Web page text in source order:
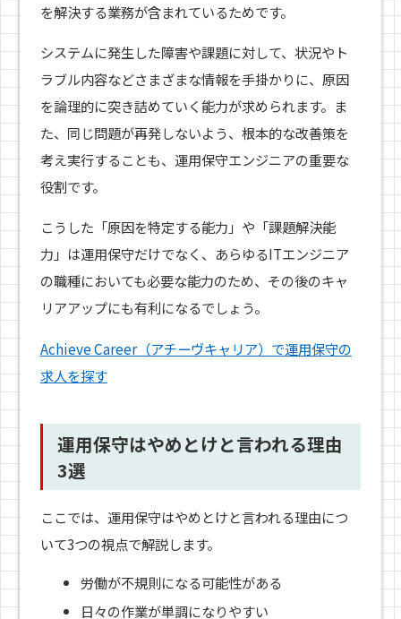
を解決する業務が含まれているためです。
システムに発生した障害や課題に対して、状況やト
ラブル内容などさまざまな情報を手掛かりに、原因
を論理的に突き詰めていく能力が求められます。ま
た、同じ問題が再発しないよう、根本的な改善策を
考え実行することも、運用保守エンジニアの重要な
役割です。
こうした「原因を特定する能力」や「課題解決能
力」は運用保守だけでなく、あらゆるITエンジニア
の職種においても必要な能力のため、その後のキャ
リアアップにも有利になるでしょう。
Achieve Career（アチーヴキャリア）で運用保守の
求人を探す
運用保守はやめとけと言われる理由
3選
ここでは、運用保守はやめとけと言われる理由につ
いて3つの視点で解説します。
労働が不規則になる可能性がある
日々の作業が単調になりやすい